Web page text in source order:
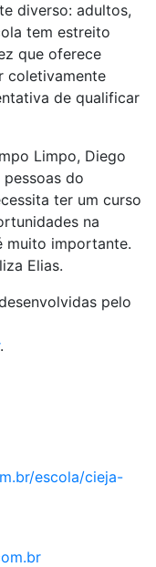
diverso: adultos,
tem estreito
que oferece
coletivamente
de qualificar
Limpo, Diego
do
ter um curso
na
muito importante.
Elias.
pelo
.
escola/cieja-